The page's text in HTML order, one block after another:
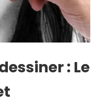
: Le